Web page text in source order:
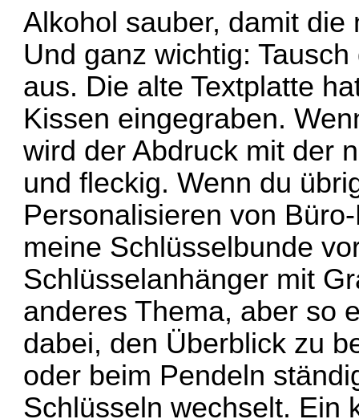
Alkohol sauber, damit
Und ganz wichtig:
aus. Die alte Textplatte
Kissen eingegraben.
wird der Abdruck mit der
und fleckig. Wenn du
Personalisieren von
meine Schlüsselbunde
Schlüsselanhänger mit
anderes Thema, aber so
dabei, den Überblick zu
oder beim Pendeln
Schlüsseln wechselt. Ein